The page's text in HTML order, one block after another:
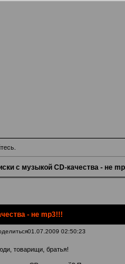
с музыкой CD-качества - не
- не mp3!!!
01.07.2009 02:50:23
товарищи, братья!